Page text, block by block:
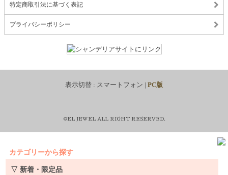
特定商取引法に基づく表記
プライバシーポリシー
表示切替 : スマートフォン | PC版
©EL JEWEL ALL RIGHT RESERVED.
カテゴリーから探す
▽ 新着・限定品